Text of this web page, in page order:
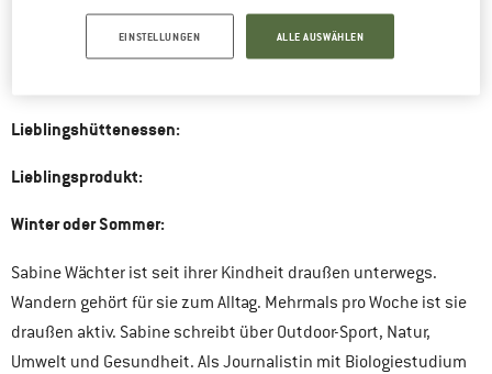
Liebste Bergaktivität:
Lieblingshüttenessen:
Lieblingsprodukt:
Winter oder Sommer:
Sabine Wächter ist seit ihrer Kindheit draußen unterwegs.
Wandern gehört für sie zum Alltag. Mehrmals pro Woche ist sie
draußen aktiv. Sabine schreibt über Outdoor-Sport, Natur,
Umwelt und Gesundheit. Als Journalistin mit Biologiestudium
EINSTELLUNGEN ALLE AUSWÄHLEN